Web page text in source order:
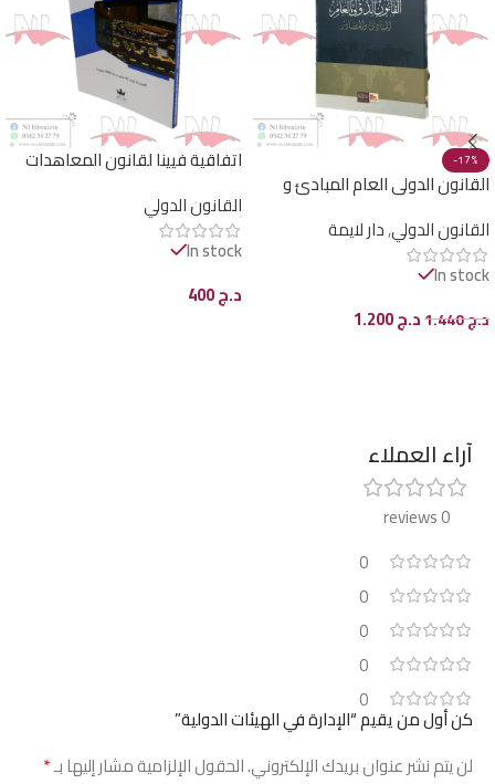
-17%
القانون الدولي العام المبادئ و
القانون الدولي,دار لايمة
In stock
د.ج1.440 د.ج
اتفاقية فيينا لقانون المعاهدات
القانون الدولي
In stock
د.ج
آراء العملاء
0 reviews
0
0
0
0
0
كن أول من يقيم “الإدارة في الهيئات الدولية”
لن يتم نشر عنوان بريدك الإلكتروني.الحقول الإلزامية مشار إليها بـ*